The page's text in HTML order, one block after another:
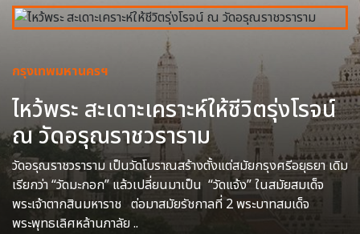
กรุงเทพมหานครฯ
ไหว้พระ สะเดาะเคราะห์ให้ชีวิตรุ่งโรจน์
ณ วัดอรุณราชวราราม
วัดอรุณราชวราราม เป็นวัดโบราณสร้างตั้งแต่สมัยกรุงศรีอยุธยา เดิม
เรียกว่า “วัดมะกอก” แล้วเปลี่ยนมาเป็น “วัดแจ้ง” ในสมัยสมเด็จ
พระเจ้าตากสินมหาราช ต่อมาสมัยรัชกาลที่ 2 พระบาทสมเด็จ
พระพุทธเลิศหล้านภาลัย ..